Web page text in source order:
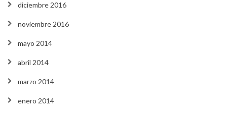
diciembre 2016
noviembre 2016
mayo 2014
abril 2014
marzo 2014
enero 2014